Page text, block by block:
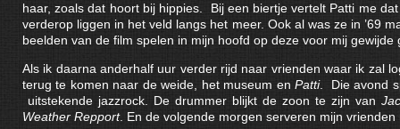
haar, zoals dat hoort bij hippies. Bij een biertje vertelt Patti me
verderop liggen in het veld langs het meer. Ook al was ze in ’69
beelden van de film spelen in mijn hoofd op deze voor mij gewijde
Als ik daarna anderhalf uur verder rijd naar vrienden waar ik zal
terug te komen naar de weide, het museum en Patti. Die avond
uitstekende jazzrock. De drummer blijkt de zoon te zijn van
Weather Repport. En de volgende morgen serveren mijn